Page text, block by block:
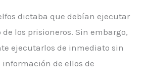
dictaba que debían ejecutar
los prisioneros. Sin embargo,
ejecutarlos de inmediato sin
de ellos de